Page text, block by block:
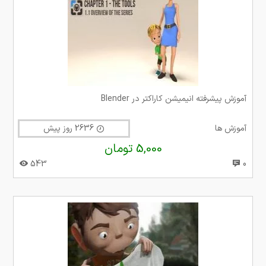
آموزش پیشرفته انیمیشن کاراکتر در Blender
آموزش ها
5,000 تومان
0
543